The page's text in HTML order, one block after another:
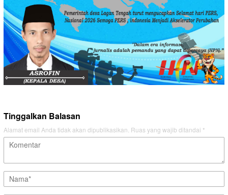
Tinggalkan Balasan
Alamat email Anda tidak akan dipublikasikan. Ruas yang wajib ditandai *